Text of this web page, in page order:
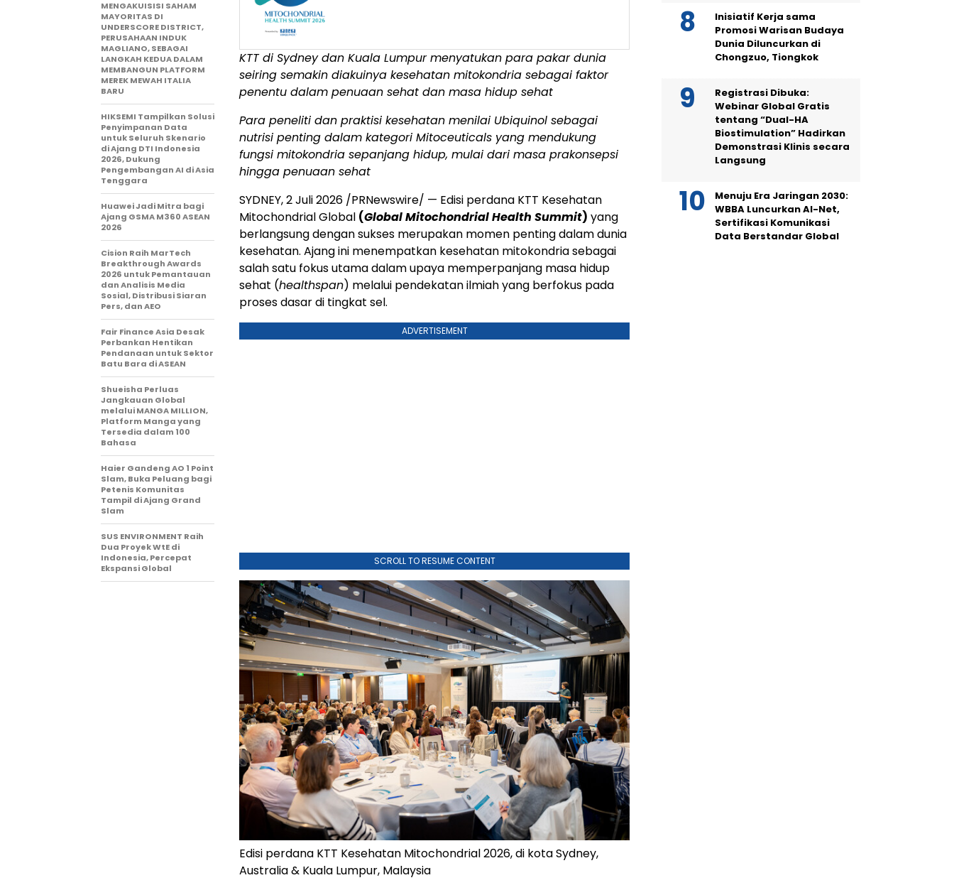
KTT di Sydney dan Kuala Lumpur menyatukan para pakar dunia
seiring semakin diakuinya kesehatan mitokondria sebagai faktor
penentu dalam penuaan sehat dan masa hidup sehat
Para peneliti dan praktisi kesehatan menilai Ubiquinol sebagai
nutrisi penting dalam kategori Mitoceuticals yang mendukung
fungsi mitokondria sepanjang hidup, mulai dari masa prakonsepsi
hingga penuaan sehat
SYDNEY, 2 Juli 2026 /PRNewswire/ — Edisi perdana KTT Kesehatan
Mitochondrial Global (Global Mitochondrial Health Summit) yang
berlangsung dengan sukses merupakan momen penting dalam dunia
kesehatan. Ajang ini menempatkan kesehatan mitokondria sebagai
salah satu fokus utama dalam upaya memperpanjang masa hidup
sehat (healthspan) melalui pendekatan ilmiah yang berfokus pada
proses dasar di tingkat sel.
ADVERTISEMENT
SCROLL TO RESUME CONTENT
Edisi perdana KTT Kesehatan Mitochondrial 2026, di kota Sydney,
Australia & Kuala Lumpur, Malaysia
MENGAKUISISI SAHAM
MAYORITAS DI
UNDERSCORE DISTRICT,
PERUSAHAAN INDUK
MAGLIANO, SEBAGAI
LANGKAH KEDUA DALAM
MEMBANGUN PLATFORM
MEREK MEWAH ITALIA
BARU
HIKSEMI Tampilkan Solusi
Penyimpanan Data
untuk Seluruh Skenario
di Ajang DTI Indonesia
2026, Dukung
Pengembangan AI di Asia
Tenggara
Huawei Jadi Mitra bagi
Ajang GSMA M360 ASEAN
2026
Cision Raih MarTech
Breakthrough Awards
2026 untuk Pemantauan
dan Analisis Media
Sosial, Distribusi Siaran
Pers, dan AEO
Fair Finance Asia Desak
Perbankan Hentikan
Pendanaan untuk Sektor
Batu Bara di ASEAN
Shueisha Perluas
Jangkauan Global
melalui MANGA MILLION,
Platform Manga yang
Tersedia dalam 100
Bahasa
Haier Gandeng AO 1 Point
Slam, Buka Peluang bagi
Petenis Komunitas
Tampil di Ajang Grand
Slam
SUS ENVIRONMENT Raih
Dua Proyek WtE di
Indonesia, Percepat
Ekspansi Global
Inisiatif Kerja sama
Promosi Warisan Budaya
Dunia Diluncurkan di
Chongzuo, Tiongkok
Registrasi Dibuka:
Webinar Global Gratis
tentang “Dual-HA
Biostimulation” Hadirkan
Demonstrasi Klinis secara
Langsung
Menuju Era Jaringan 2030:
WBBA Luncurkan AI-Net,
Sertifikasi Komunikasi
Data Berstandar Global